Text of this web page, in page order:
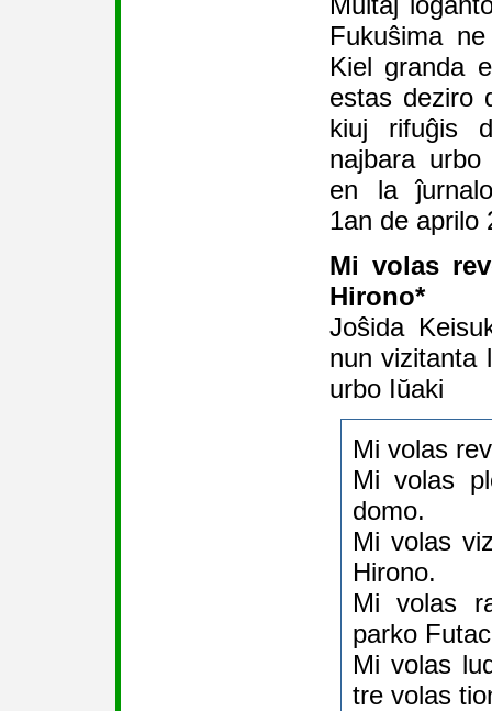
Fukuŝima
Kiel granda
estas deziro
kiuj rifuĝis
najbara
en la
1an de aprilo
Mi volas
Hirono*
Joŝida
nun vizitanta
urbo Iŭaki
Mi volas
Mi volas
domo.
Mi volas
Hirono.
Mi volas
parko
Mi volas
tre volas